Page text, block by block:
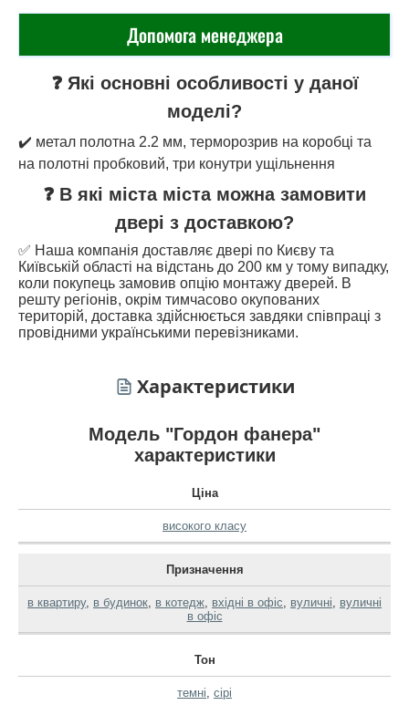
Допомога менеджера
❓ Які основні особливості у даної
моделі?
✔️ метал полотна 2.2 мм, терморозрив на коробці та
на полотні пробковий, три конутри ущільнення
❓ В які міста міста можна замовити
двері з доставкою?
✅ Наша компанія доставляє двері по Києву та
Київській області на відстань до 200 км у тому випадку,
коли покупець замовив опцію монтажу дверей. В
решту регіонів, окрім тимчасово окупованих
територій, доставка здійснюється завдяки співпраці з
провідними українськими перевізниками.
Характеристики
Модель "Гордон фанера"
характеристики
Ціна
високого класу
Призначення
в квартиру, в будинок, в котедж, вхідні в офіс, вуличні, вуличні
в офіс
Тон
темні, сірі